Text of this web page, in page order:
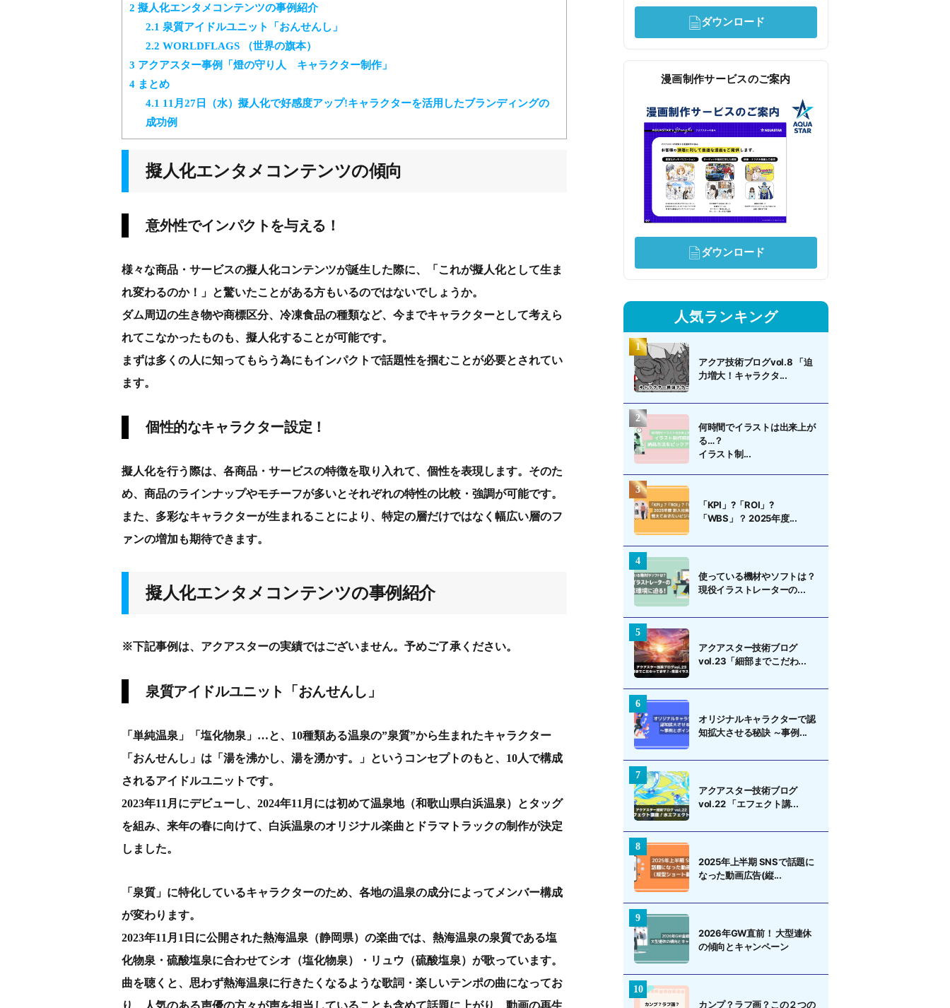
2 擬人化エンタメコンテンツの事例紹介
2.1 泉質アイドルユニット「おんせんし」
2.2 WORLDFLAGS （世界の旗本）
3 アクアスター事例「燈の守り人 キャラクター制作」
4 まとめ
4.1 11月27日（水）擬人化で好感度アップ!キャラクターを活用したブランディングの
成功例
擬人化エンタメコンテンツの傾向
意外性でインパクトを与える！
様々な商品・サービスの擬人化コンテンツが誕生した際に、「これが擬人化として生ま
れ変わるのか！」と驚いたことがある方もいるのではないでしょうか。
ダム周辺の生き物や商標区分、冷凍食品の種類など、今までキャラクターとして考えら
れてこなかったものも、擬人化することが可能です。
まずは多くの人に知ってもらう為にもインパクトで話題性を掴むことが必要とされてい
ます。
個性的なキャラクター設定！
擬人化を行う際は、各商品・サービスの特徴を取り入れて、個性を表現します。そのた
め、商品のラインナップやモチーフが多いとそれぞれの特性の比較・強調が可能です。
また、多彩なキャラクターが生まれることにより、特定の層だけではなく幅広い層のフ
ァンの増加も期待できます。
擬人化エンタメコンテンツの事例紹介
※下記事例は、アクアスターの実績ではございません。予めご了承ください。
泉質アイドルユニット「おんせんし」
「単純温泉」「塩化物泉」…と、10種類ある温泉の”泉質”から生まれたキャラクター
「おんせんし」は「湯を沸かし、湯を湧かす。」というコンセプトのもと、10人で構成
されるアイドルユニットです。
2023年11月にデビューし、2024年11月には初めて温泉地（和歌山県白浜温泉）とタッグ
を組み、来年の春に向けて、白浜温泉のオリジナル楽曲とドラマトラックの制作が決定
しました。
「泉質」に特化しているキャラクターのため、各地の温泉の成分によってメンバー構成
が変わります。
2023年11月1日に公開された熱海温泉（静岡県）の楽曲では、熱海温泉の泉質である塩
化物泉・硫酸塩泉に合わせてシオ（塩化物泉）・リュウ（硫酸塩泉）が歌っています。
曲を聴くと、思わず熱海温泉に行きたくなるような歌詞・楽しいテンポの曲になってお
り、人気のある声優の方々が声を担当していることも含めて話題に上がり、動画の再生
ダウンロード
漫画制作サービスのご案内
ダウンロード
人気ランキング
アクア技術ブログvol.8 「迫
力増大！キャラクタ...
何時間でイラストは出来上が
る…？
イラスト制...
「KPI」?「ROI」?
「WBS」？ 2025年度...
使っている機材やソフトは？
現役イラストレーターの...
アクアスター技術ブログ
vol.23「細部までこだわ...
オリジナルキャラクターで認
知拡大させる秘訣 ～事例...
アクアスター技術ブログ
vol.22 「エフェクト講...
2025年上半期 SNSで話題に
なった動画広告(縦...
2026年GW直前！ 大型連休
の傾向とキャンペーン
カンプ？ラフ画？この２つの